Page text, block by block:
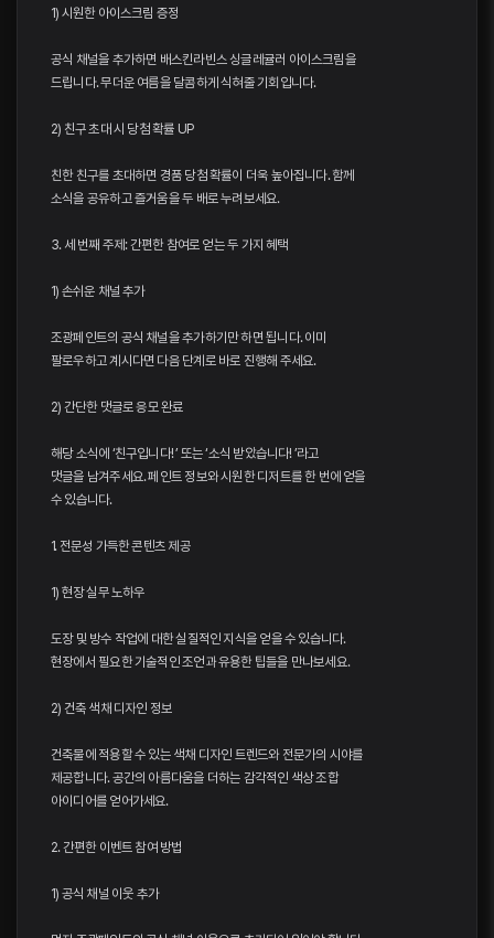
1) 시원한 아이스크림 증정
공식 채널을 추가하면 배스킨라빈스 싱글레귤러 아이스크림을
드립니다. 무더운 여름을 달콤하게 식혀줄 기회입니다.
2) 친구 초대 시 당첨 확률 UP
친한 친구를 초대하면 경품 당첨 확률이 더욱 높아집니다. 함께
소식을 공유하고 즐거움을 두 배로 누려보세요.
3. 세 번째 주제: 간편한 참여로 얻는 두 가지 혜택
1) 손쉬운 채널 추가
조광페인트의 공식 채널을 추가하기만 하면 됩니다. 이미
팔로우하고 계시다면 다음 단계로 바로 진행해 주세요.
2) 간단한 댓글로 응모 완료
해당 소식에 ‘친구입니다! ’ 또는 ‘소식 받았습니다! ’라고
댓글을 남겨주세요. 페인트 정보와 시원한 디저트를 한 번에 얻을
수 있습니다.
1. 전문성 가득한 콘텐츠 제공
1) 현장 실무 노하우
도장 및 방수 작업에 대한 실질적인 지식을 얻을 수 있습니다.
현장에서 필요한 기술적인 조언과 유용한 팁들을 만나보세요.
2) 건축 색채 디자인 정보
건축물에 적용할 수 있는 색채 디자인 트렌드와 전문가의 시야를
제공합니다. 공간의 아름다움을 더하는 감각적인 색상 조합
아이디어를 얻어가세요.
2. 간편한 이벤트 참여 방법
1) 공식 채널 이웃 추가